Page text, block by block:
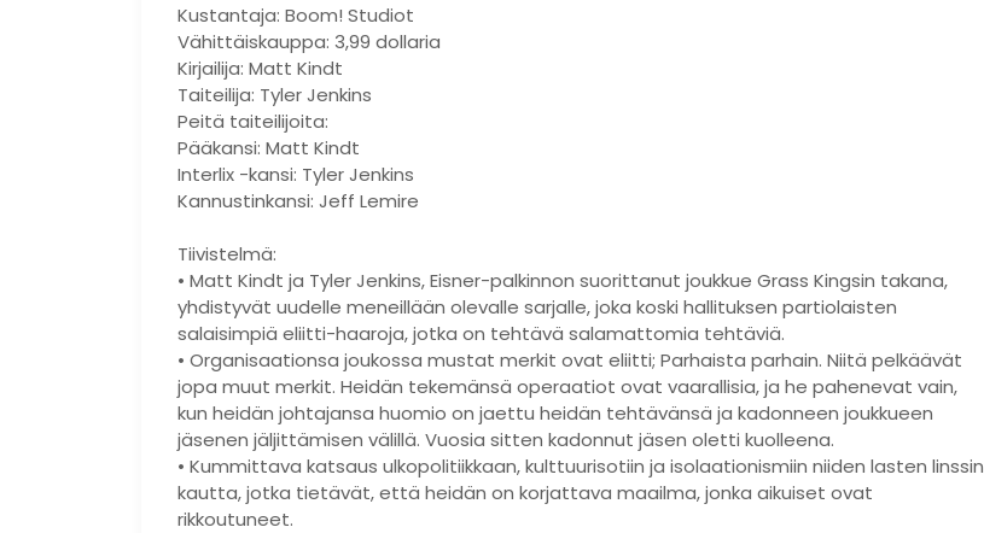
Kustantaja: Boom! Studiot
Vähittäiskauppa: 3,99 dollaria
Kirjailija: Matt Kindt
Taiteilija: Tyler Jenkins
Peitä taiteilijoita:
Pääkansi: Matt Kindt
Interlix -kansi: Tyler Jenkins
Kannustinkansi: Jeff Lemire
Tiivistelmä:
• Matt Kindt ja Tyler Jenkins, Eisner-palkinnon suorittanut joukkue Grass Kingsin takana,
yhdistyvät uudelle meneillään olevalle sarjalle, joka koski hallituksen partiolaisten
salaisimpiä eliitti-haaroja, jotka on tehtävä salamattomia tehtäviä.
• Organisaationsa joukossa mustat merkit ovat eliitti; Parhaista parhain. Niitä pelkäävät
jopa muut merkit. Heidän tekemänsä operaatiot ovat vaarallisia, ja he pahenevat vain,
kun heidän johtajansa huomio on jaettu heidän tehtävänsä ja kadonneen joukkueen
jäsenen jäljittämisen välillä. Vuosia sitten kadonnut jäsen oletti kuolleena.
• Kummittava katsaus ulkopolitiikkaan, kulttuurisotiin ja isolaationismiin niiden lasten linssin
kautta, jotka tietävät, että heidän on korjattava maailma, jonka aikuiset ovat
rikkoutuneet.